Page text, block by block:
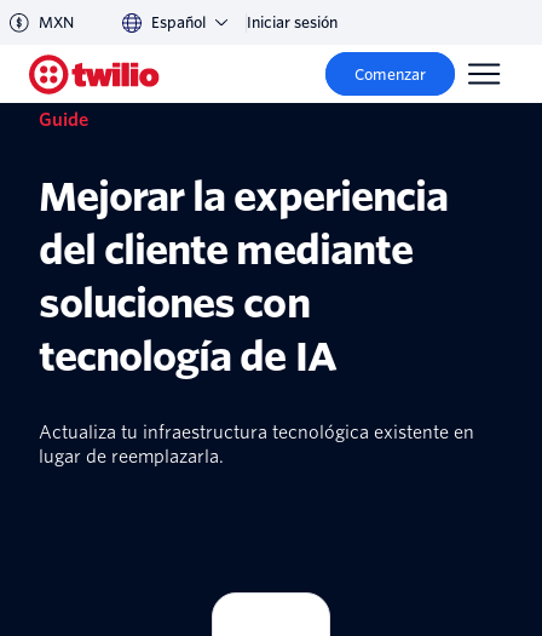
MXN Español Iniciar sesión
Comenzar
Guide
Mejorar la experiencia
del cliente mediante
soluciones con
tecnología de IA
Actualiza tu infraestructura tecnológica existente en
lugar de reemplazarla.